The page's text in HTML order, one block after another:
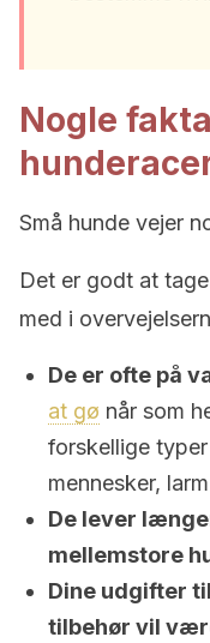
Nogle
Små hunde vejer
Det er godt at
med i
De er ofte på
at gø når som
forskellige
mennesker,
De lever
mellemstore
Dine udgifter
tilbehør vil